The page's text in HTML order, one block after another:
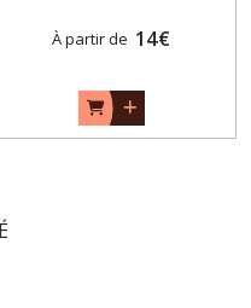
bohème chic – Idée cadeau
À partir de 14€